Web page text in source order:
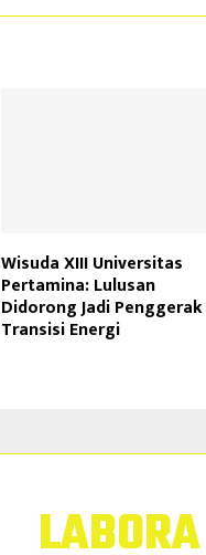
Wisuda XIII Universitas
Pertamina: Lulusan
Didorong Jadi Penggerak
Transisi Energi